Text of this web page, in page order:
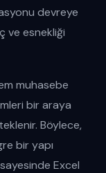
devreye
ve esnekliği
muhasebe
bir araya
Böylece,
bir yapı
Excel